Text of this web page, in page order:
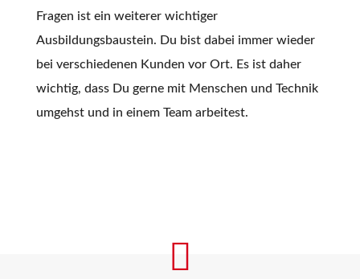
Fragen ist ein weiterer wichtiger
Ausbildungsbaustein. Du bist dabei immer wieder
bei verschiedenen Kunden vor Ort. Es ist daher
wichtig, dass Du gerne mit Menschen und Technik
umgehst und in einem Team arbeitest.
